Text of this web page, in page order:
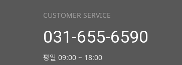
CUSTOMER SERVICE
031-655-6590
평일 09:00 ~ 18:00